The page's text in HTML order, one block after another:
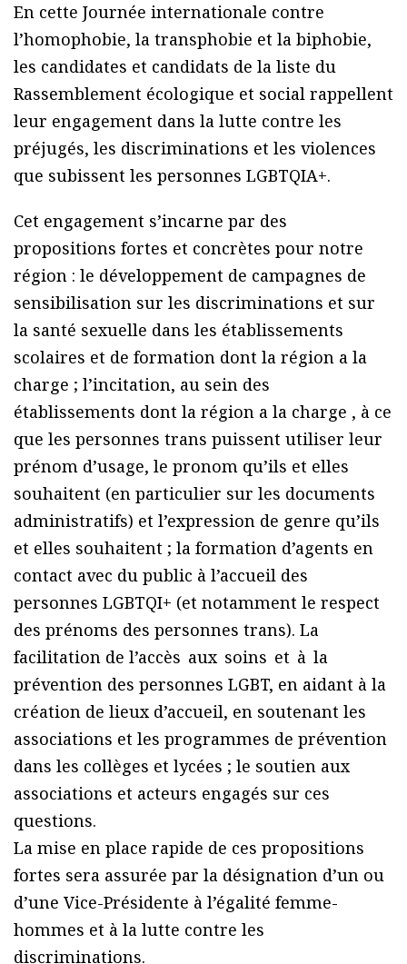
En cette Journée internationale contre
l’homophobie, la transphobie et la biphobie,
les candidates et candidats de la liste du
Rassemblement écologique et social rappellent
leur engagement dans la lutte contre les
préjugés, les discriminations et les violences
que subissent les personnes LGBTQIA+.
Cet engagement s’incarne par des
propositions fortes et concrètes pour notre
région : le développement de campagnes de
sensibilisation sur les discriminations et sur
la santé sexuelle dans les établissements
scolaires et de formation dont la région a la
charge ; l’incitation, au sein des
établissements dont la région a la charge , à ce
que les personnes trans puissent utiliser leur
prénom d’usage, le pronom qu’ils et elles
souhaitent (en particulier sur les documents
administratifs) et l’expression de genre qu’ils
et elles souhaitent ; la formation d’agents en
contact avec du public à l’accueil des
personnes LGBTQI+ (et notamment le respect
des prénoms des personnes trans). La
facilitation de l’accès aux soins et à la
prévention des personnes LGBT, en aidant à la
création de lieux d’accueil, en soutenant les
associations et les programmes de prévention
dans les collèges et lycées ; le soutien aux
associations et acteurs engagés sur ces
questions.
La mise en place rapide de ces propositions
fortes sera assurée par la désignation d’un ou
d’une Vice-Présidente à l’égalité femme-
hommes et à la lutte contre les
discriminations.